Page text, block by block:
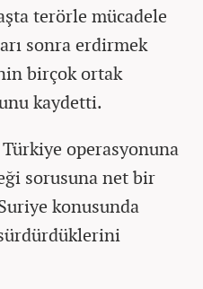
terörle mücadele
sonra erdirmek
birçok ortak
kaydetti.
operasyonuna
sorusuna net bir
konusunda